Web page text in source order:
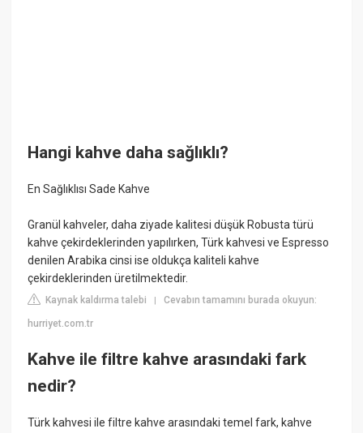
Hangi kahve daha sağlıklı?
En Sağlıklısı Sade Kahve
Granül kahveler, daha ziyade kalitesi düşük Robusta türü
kahve çekirdeklerinden yapılırken, Türk kahvesi ve Espresso
denilen Arabika cinsi ise oldukça kaliteli kahve
çekirdeklerinden üretilmektedir.
Kaynak kaldırma talebi |Cevabın tamamını burada okuyun:
hurriyet.com.tr
Kahve ile filtre kahve arasındaki fark
nedir?
Türk kahvesi ile filtre kahve arasındaki temel fark, kahve